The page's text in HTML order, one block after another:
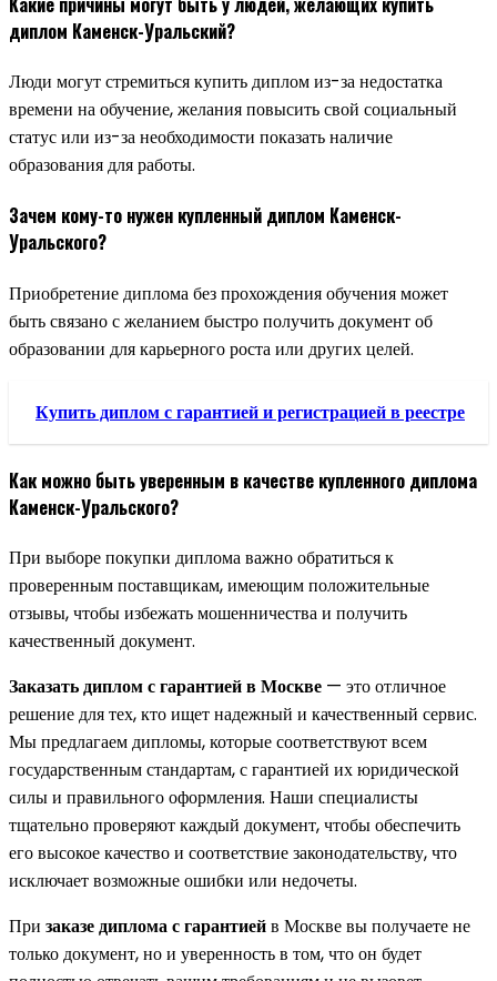
диплом Каменск-Уральский?
Люди могут стремиться купить диплом из-за недостатка
времени на обучение, желания повысить свой социальный
статус или из-за необходимости показать наличие
образования для работы.
Зачем кому-то нужен купленный диплом Каменск-
Уральского?
Приобретение диплома без прохождения обучения может
быть связано с желанием быстро получить документ об
образовании для карьерного роста или других целей.
Купить диплом с гарантией и регистрацией в реестре
Как можно быть уверенным в качестве купленного диплома
Каменск-Уральского?
При выборе покупки диплома важно обратиться к
проверенным поставщикам, имеющим положительные
отзывы, чтобы избежать мошенничества и получить
качественный документ.
Заказать диплом с гарантией в Москве — это отличное
решение для тех, кто ищет надежный и качественный сервис.
Мы предлагаем дипломы, которые соответствуют всем
государственным стандартам, с гарантией их юридической
силы и правильного оформления. Наши специалисты
тщательно проверяют каждый документ, чтобы обеспечить
его высокое качество и соответствие законодательству, что
исключает возможные ошибки или недочеты.
При заказе диплома с гарантиейв Москве вы получаете не
только документ, но и уверенность в том, что он будет